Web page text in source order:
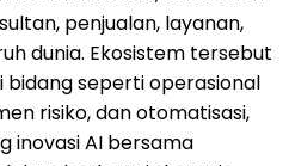
penjualan, layanan,
dunia. Ekosistem tersebut
seperti operasional
risiko, dan otomatisasi,
inovasi AI bersama